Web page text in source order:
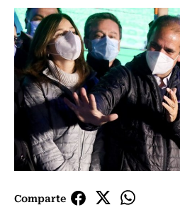
Comparte